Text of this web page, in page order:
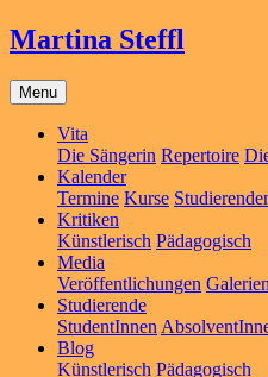
Martina Steffl
Menu
Vita
Die Sängerin Repertoire
Kalender
Termine Kurse
Kritiken
Künstlerisch Pädagogisch
Media
Veröffentlichungen Galerien
Studierende
StudentInnen
Blog
Künstlerisch Pädagogisch